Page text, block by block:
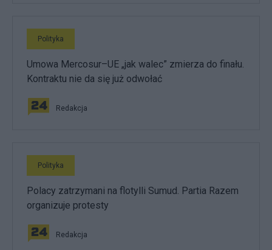
Polityka
Umowa Mercosur–UE „jak walec” zmierza do finału.
Kontraktu nie da się już odwołać
Redakcja
Polityka
Polacy zatrzymani na flotylli Sumud. Partia Razem
organizuje protesty
Redakcja